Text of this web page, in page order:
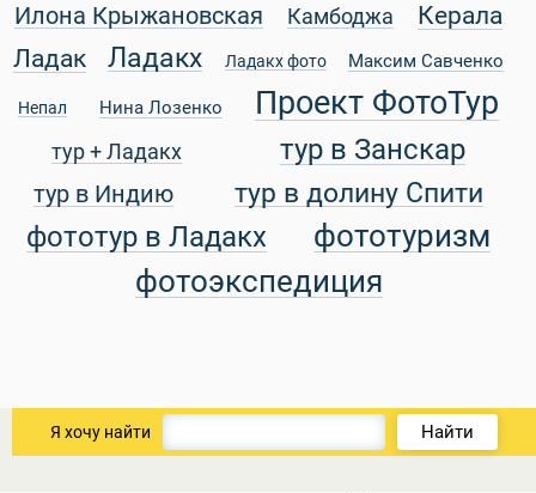
Путеводитель по
Илона Крыжановская Камбоджа
Керала
Ладак
Ладакх Ладакх фото Максим Савченко
Непал Нина Лозенко Проект ФотоТур
тур + Ладакх тур в Занскар
тур в Индию тур в долину Спити
фототур в Ладакх
фототуризм
фотоэкспедиция
Я хочу найти Найти